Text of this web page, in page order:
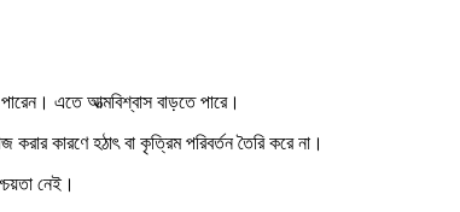
এতে আত্মবিশ্বাস বাড়তে পারে।
কারণে হঠাৎ বা কৃত্রিম পরিবর্তন তৈরি করে না।
নেই।